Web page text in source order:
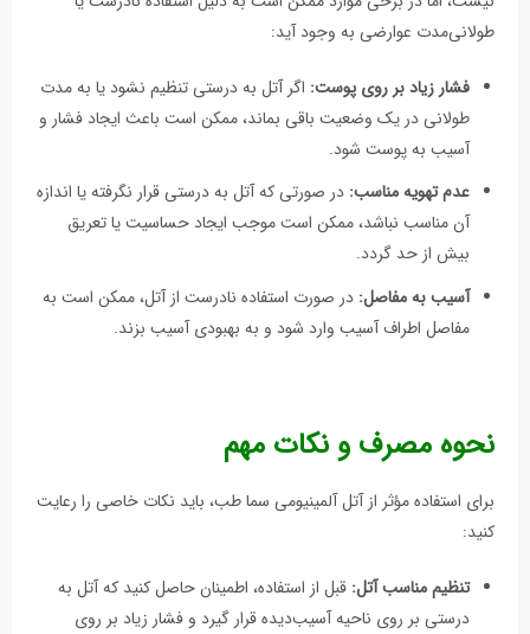
طولانی‌مدت عوارضی به وجود آید:
فشار زیاد بر روی پوست: اگر آتل به درستی تنظیم نشود یا به مدت
طولانی در یک وضعیت باقی بماند، ممکن است باعث ایجاد فشار و
آسیب به پوست شود.
عدم تهویه مناسب: در صورتی که آتل به درستی قرار نگرفته یا اندازه
آن مناسب نباشد، ممکن است موجب ایجاد حساسیت یا تعریق
بیش از حد گردد.
آسیب به مفاصل: در صورت استفاده نادرست از آتل، ممکن است به
مفاصل اطراف آسیب وارد شود و به بهبودی آسیب بزند.
نحوه مصرف و نکات مهم
برای استفاده مؤثر از آتل آلمینیومی سما طب، باید نکات خاصی را رعایت
کنید:
تنظیم مناسب آتل: قبل از استفاده، اطمینان حاصل کنید که آتل به
درستی بر روی ناحیه آسیب‌دیده قرار گیرد و فشار زیاد بر روی